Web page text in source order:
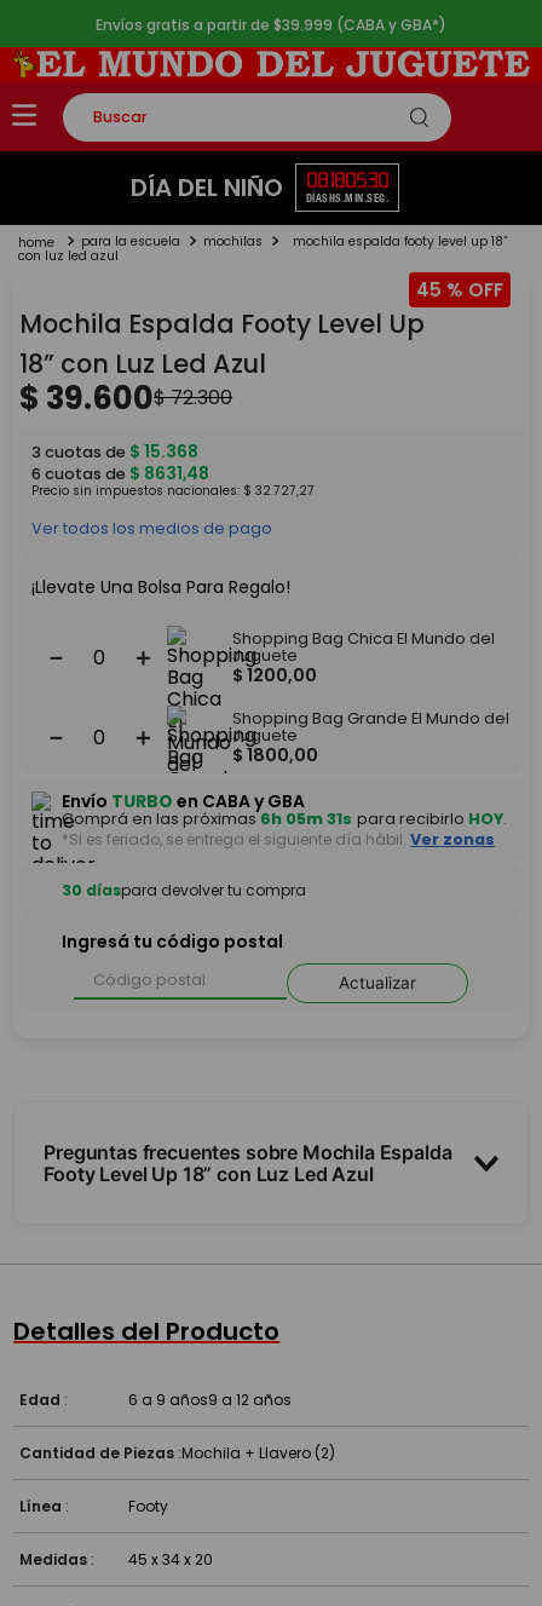
Envíos gratis a partir de $39.999 (CABA y GBA*)
Buscar
TÉRMINOS MÁS BUSCADOS
2.
lego
4.
monopatin
5. toy story
DÍA DEL NIÑO 08
DÍAS
18
HS.
05
MIN.
29
SEG.
para la escuela mochilas mochila espalda footy level up 18”
con luz led azul
45 %
Mochila Espalda Footy Level Up
18” con Luz Led Azul
$ 39.600$72.300
3 cuotas de $ 15.368
6 cuotas de $ 8631,48
Precio sin impuestos nacionales: $ 32.727,27
Ver todos los medios de pago
¡Llevate Una Bolsa Para Regalo!
＋
－
Shopping Bag Chica El Mundo del
Juguete
$ 1200,00
＋
－
Shopping Bag Grande El Mundo del
Juguete
$ 1800,00
Envío TURBO en CABA y GBA
Comprá en las próximas6h 05m 30spara recibirlo
HOY.
*Si es feriado, se entrega el siguiente día hábil.
Ingresá tu código postal
Actualizar
Preguntas frecuentes sobre Mochila Espalda
Footy Level Up 18” con Luz Led Azul
¿Tiene luces?
¿Es resistente?
Detalles del Producto